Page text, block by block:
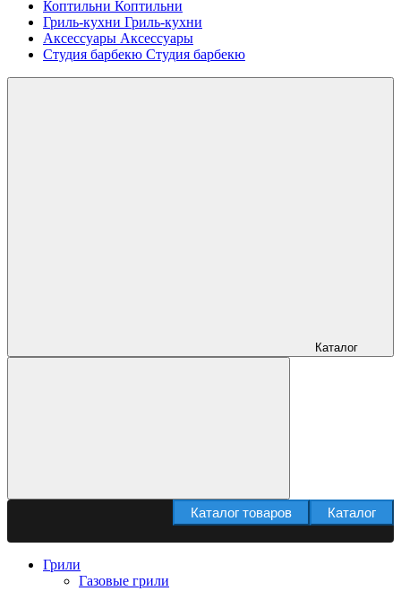
Коптильни Коптильни
Гриль-кухни Гриль-кухни
Аксессуары Аксессуары
Студия барбекю Студия барбекю
Каталог
Каталог
Каталог товаров
Грили
Газовые грили